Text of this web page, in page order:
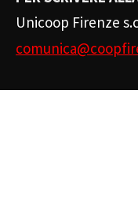
Unicoop Firenze